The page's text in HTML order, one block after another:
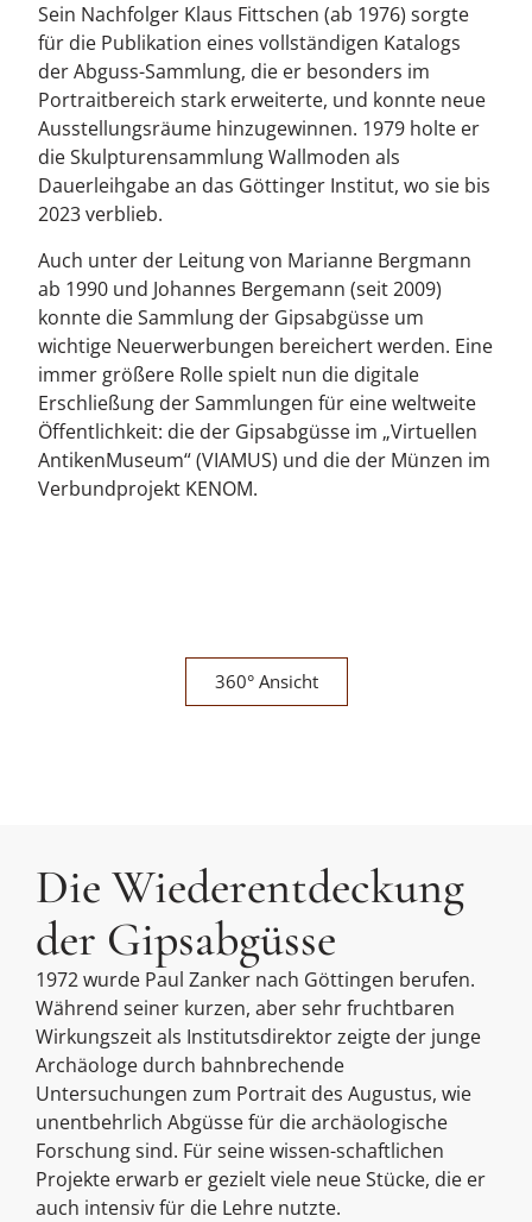
Sein Nachfolger Klaus Fittschen (ab 1976) sorgte
für die Publikation eines vollständigen Katalogs
der Abguss-Sammlung, die er besonders im
Portraitbereich stark erweiterte, und konnte neue
Ausstellungsräume hinzugewinnen. 1979 holte er
die Skulpturensammlung Wallmoden als
Dauerleihgabe an das Göttinger Institut, wo sie bis
2023 verblieb.
Auch unter der Leitung von Marianne Bergmann
ab 1990 und Johannes Bergemann (seit 2009)
konnte die Sammlung der Gipsabgüsse um
wichtige Neuerwerbungen bereichert werden. Eine
immer größere Rolle spielt nun die digitale
Erschließung der Sammlungen für eine weltweite
Öffentlichkeit: die der Gipsabgüsse im „Virtuellen
AntikenMuseum“ (VIAMUS) und die der Münzen im
Verbundprojekt KENOM.
360° Ansicht
Die Wiederentdeckung
der Gipsabgüsse
1972 wurde Paul Zanker nach Göttingen berufen.
Während seiner kurzen, aber sehr fruchtbaren
Wirkungszeit als Institutsdirektor zeigte der junge
Archäologe durch bahnbrechende
Untersuchungen zum Portrait des Augustus, wie
unentbehrlich Abgüsse für die archäologische
Forschung sind. Für seine wissen-schaftlichen
Projekte erwarb er gezielt viele neue Stücke, die er
auch intensiv für die Lehre nutzte.